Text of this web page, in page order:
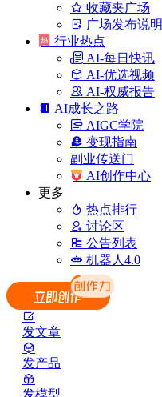
收藏夹广场
广场发布说明
行业热点
AI-每日快讯
AI-优选视频
AI-权威报告
AI成长之路
AIGC学院
变现指南
副业传送门
AI创作中心
更多
热点排行
讨论区
公告列表
机器人4.0
发文章
发产品
发模型